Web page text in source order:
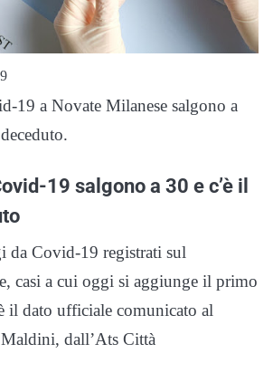
19 a Novate Milanese salgono a
19 salgono a 30 e c’è il
da Covid-19 registrati sul
casi a cui oggi si aggiunge il primo
il dato ufficiale comunicato al
dall’Ats Città